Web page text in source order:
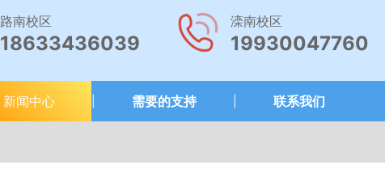
滦南校区
19930047760
路南校区
18633436039
新闻中心 需要的支持 联系我们